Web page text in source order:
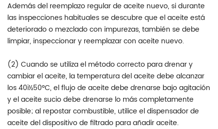
Además del reemplazo regular de aceite nuevo, si durante
las inspecciones habituales se descubre que el aceite está
deteriorado o mezclado con impurezas, también se debe
limpiar, inspeccionar y reemplazar con aceite nuevo.
(2) Cuando se utiliza el método correcto para drenar y
cambiar el aceite, la temperatura del aceite debe alcanzar
los 40ï½50ºC, el flujo de aceite debe drenarse bajo agitación
y el aceite sucio debe drenarse lo más completamente
posible; al repostar combustible, utilice el dispensador de
aceite del dispositivo de filtrado para añadir aceite.